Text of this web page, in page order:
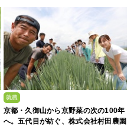
生募集】
就農
京都・久御山から京野菜の次の100年
へ。五代目が紡ぐ、株式会社村田農園